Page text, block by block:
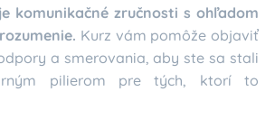
komunikačné zručnosti s ohľadom
Kurz vám pomôže objaviť
a smerovania, aby ste sa stali
pilierom pre tých, ktorí to